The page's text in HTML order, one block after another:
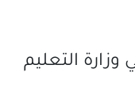
التعليم